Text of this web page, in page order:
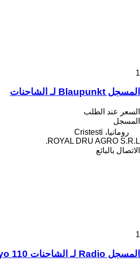
1
المسجل Blaupunkt لـ الشاحنات
السعر عند الطلب
المسجل
رومانيا، Cristesti
ROYAL DRU AGRO S.R.L.
الاتصال بالبائع
1
المسجل Radio لـ الشاحنات Blaupunkt Tokyo 110